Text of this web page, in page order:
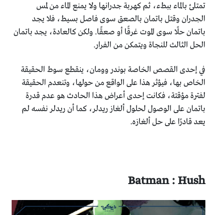
تمتلئ بالماء ببطء، ثم كهربة جدرانها ولا يمنع الماء من لمس
الجدران وقتل باتمان بالصعق سوى فاصل بسيط، فلا يجد
باتمان حلًا سوى الموت غرقًا أو صعقًا. ولكن كالعادة، يجد باتمان
الحل الثالث للنجاة ويتمكن من الفرار.
في إحدى القصص الخاصة بوندر وومان، ينقطع سوط الحقيقة
الخاص بها، فيؤثر هذا على الواقع من حولها، وتنعدم الحقيقة
لفترة مؤقتة، فكانت إحدى أعراض هذا الحادث هو عدم قدرة
باتمان على الوصول لحلول ألغاز ريدلر، كما أن ريدلر نفسه لم
يعد قادرًا على حل ألغازه.
Batman : Hush